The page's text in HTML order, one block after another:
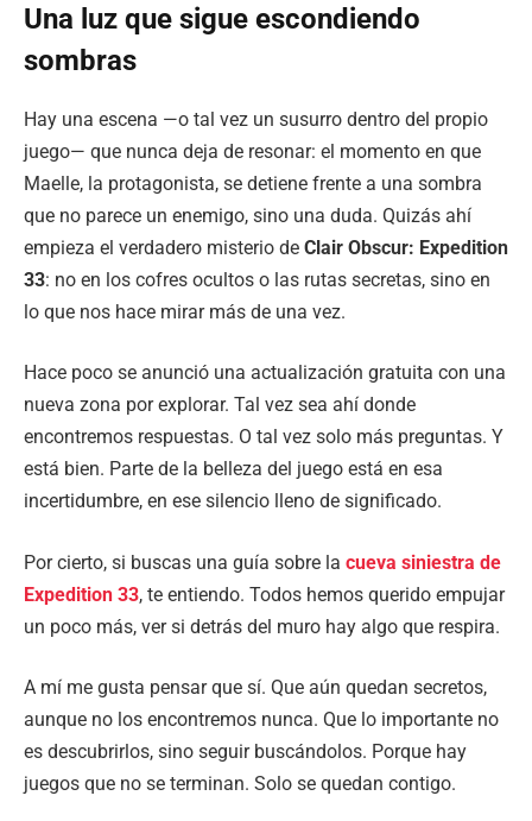
Una luz que sigue escondiendo
sombras
Hay una escena —o tal vez un susurro dentro del propio
juego— que nunca deja de resonar: el momento en que
Maelle, la protagonista, se detiene frente a una sombra
que no parece un enemigo, sino una duda. Quizás ahí
empieza el verdadero misterio de Clair Obscur: Expedition
33: no en los cofres ocultos o las rutas secretas, sino en
lo que nos hace mirar más de una vez.
Hace poco se anunció una actualización gratuita con una
nueva zona por explorar. Tal vez sea ahí donde
encontremos respuestas. O tal vez solo más preguntas. Y
está bien. Parte de la belleza del juego está en esa
incertidumbre, en ese silencio lleno de significado.
Por cierto, si buscas una guía sobre la cueva siniestra de
Expedition 33, te entiendo. Todos hemos querido empujar
un poco más, ver si detrás del muro hay algo que respira.
A mí me gusta pensar que sí. Que aún quedan secretos,
aunque no los encontremos nunca. Que lo importante no
es descubrirlos, sino seguir buscándolos. Porque hay
juegos que no se terminan. Solo se quedan contigo.